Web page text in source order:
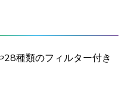
種類のフィルター付き